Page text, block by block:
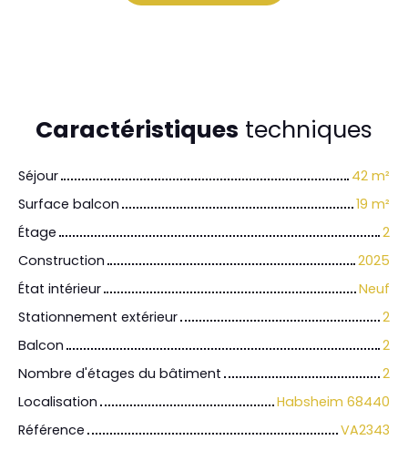
Caractéristiques techniques
Séjour 42 m²
Surface balcon
19 m²
Étage
2
Construction
2025
État intérieur
Neuf
Stationnement extérieur
2
Balcon
2
Nombre d'étages du bâtiment
2
Localisation
Habsheim 68440
Référence
VA2343